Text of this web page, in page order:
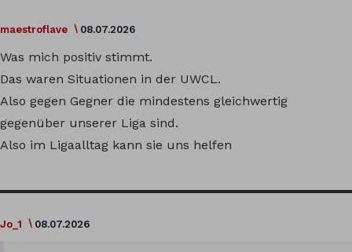
maestroflave 08.07.2026
Was mich positiv stimmt.
Das waren Situationen in der UWCL.
Also gegen Gegner die mindestens gleichwertig
gegenüber unserer Liga sind.
Also im Ligaalltag kann sie uns helfen
Jo_1 08.07.2026